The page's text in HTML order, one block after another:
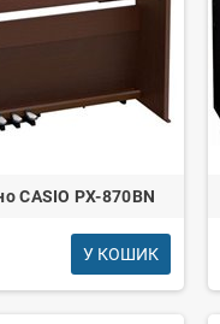
CASIO PX-870BN
У КОШИК